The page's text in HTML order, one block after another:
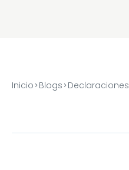
Inicio Blogs Declaraciones